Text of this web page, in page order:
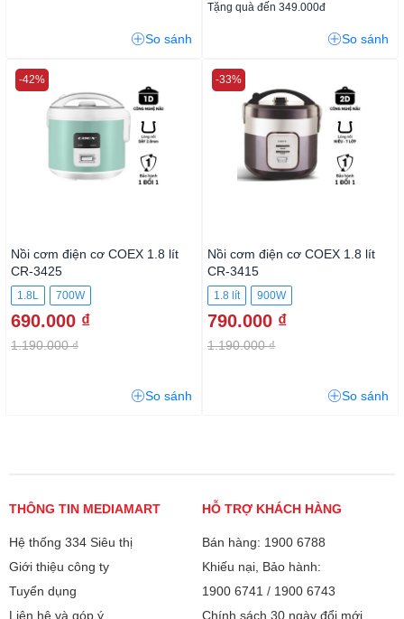
So sánh
Tặng quà đến 349.000đ
So sánh
Nồi cơm điện cơ COEX 1.8 lít
CR-3425
1.8L 700W
690.000 ₫
1.190.000 ₫
-42%
So sánh
Nồi cơm điện cơ COEX 1.8 lít
CR-3415
1.8 lít 900W
790.000 ₫
1.190.000 ₫
-33%
So sánh
THÔNG TIN MEDIAMART
Hệ thống 334 Siêu thị
Giới thiệu công ty
Tuyển dụng
Liên hệ và góp ý
HỖ TRỢ KHÁCH HÀNG
Bán hàng: 1900 6788
Khiếu nại, Bảo hành:
1900 6741 / 1900 6743
Chính sách 30 ngày đổi mới